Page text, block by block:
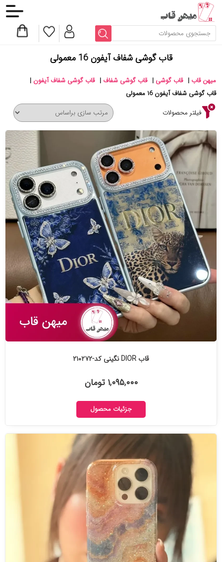
قاب گوشی شفاف آیفون 16 معمولی
میهن قاب | قاب گوشی | قاب گوشی شفاف | قاب گوشی شفاف آیفون |
قاب گوشی شفاف آیفون ۱6 معمولی
فیلتر محصولات
قاب DIOR نگینی کد-۲۱۰۲۷۲
۱,۰۹۵,۰۰۰ تومان
جزئیات محصول